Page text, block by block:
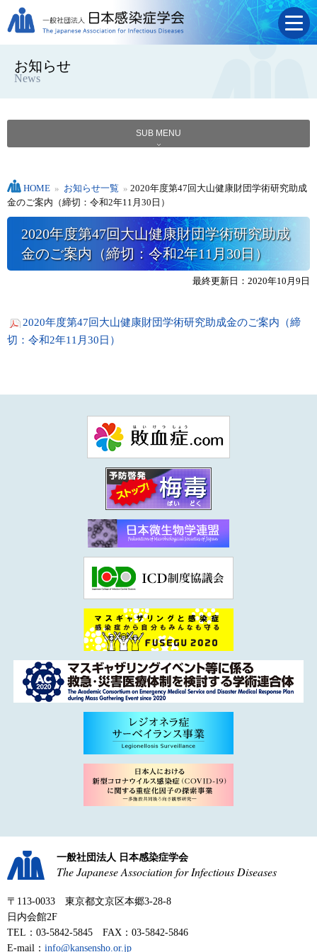
お知らせ
News
SUB MENU
HOME » お知らせ一覧 » 2020年度第47回大山健康財団学術研究助成
金のご案内（締切：令和2年11月30日）
2020年度第47回大山健康財団学術研究助成
金のご案内（締切：令和2年11月30日）
最終更新日：2020年10月9日
2020年度第47回大山健康財団学術研究助成金のご案内（締
切：令和2年11月30日）
一般社団法人 日本感染症学会
The Japanese Association for Infectious Diseases
〒113-0033 東京都文京区本郷3-28-8
日内会館2F
TEL：03-5842-5845 FAX：03-5842-5846
E-mail： info@kansensho.or.jp